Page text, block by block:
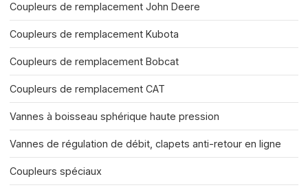
Coupleurs de remplacement John Deere
Coupleurs de remplacement Kubota
Coupleurs de remplacement Bobcat
Coupleurs de remplacement CAT
Vannes à boisseau sphérique haute pression
Vannes de régulation de débit, clapets anti-retour en ligne
Coupleurs spéciaux